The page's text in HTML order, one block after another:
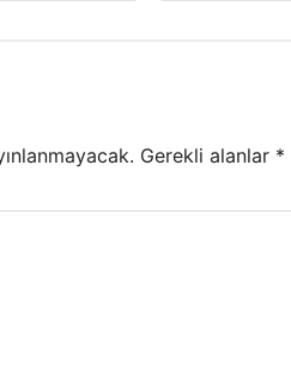
Gerekli alanlar *